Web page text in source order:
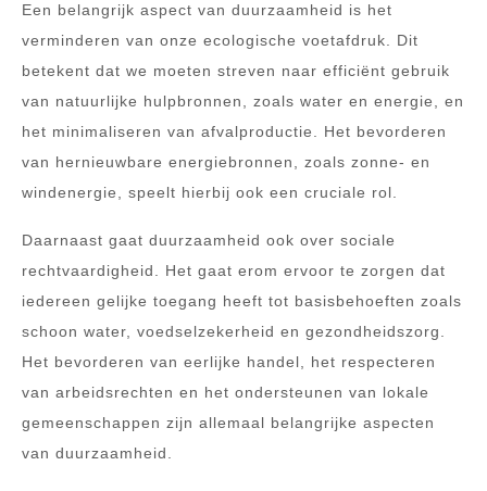
Een belangrijk aspect van duurzaamheid is het
verminderen van onze ecologische voetafdruk. Dit
betekent dat we moeten streven naar efficiënt gebruik
van natuurlijke hulpbronnen, zoals water en energie, en
het minimaliseren van afvalproductie. Het bevorderen
van hernieuwbare energiebronnen, zoals zonne- en
windenergie, speelt hierbij ook een cruciale rol.
Daarnaast gaat duurzaamheid ook over sociale
rechtvaardigheid. Het gaat erom ervoor te zorgen dat
iedereen gelijke toegang heeft tot basisbehoeften zoals
schoon water, voedselzekerheid en gezondheidszorg.
Het bevorderen van eerlijke handel, het respecteren
van arbeidsrechten en het ondersteunen van lokale
gemeenschappen zijn allemaal belangrijke aspecten
van duurzaamheid.